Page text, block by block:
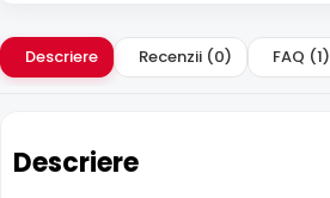
Descriere Recenzii (0) FAQ (1)
Descriere